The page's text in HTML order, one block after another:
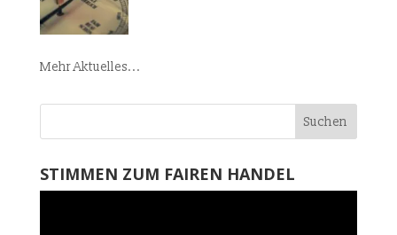
Mehr Aktuelles...
STIMMEN ZUM FAIREN HANDEL